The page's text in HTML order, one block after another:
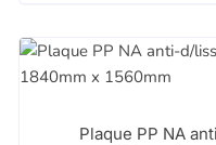
Plaque PP NA